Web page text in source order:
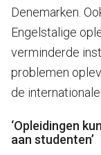
Denemarken.
Engelstalige
verminderde
problemen
de
‘Opleidingen
aan studenten’